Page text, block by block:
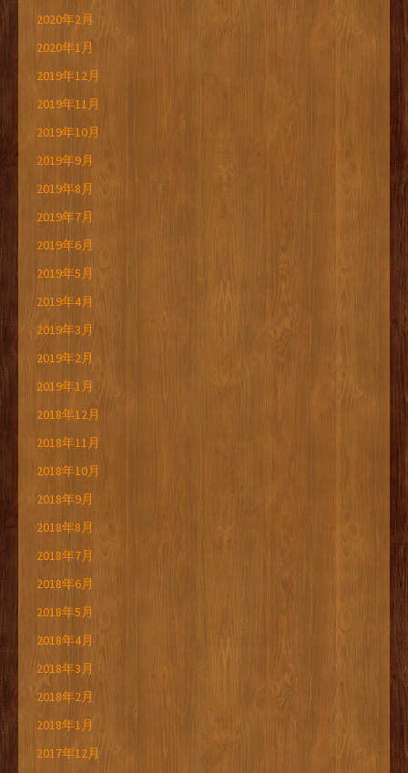
2020年2月
2020年1月
2019年12月
2019年11月
2019年10月
2019年9月
2019年8月
2019年7月
2019年6月
2019年5月
2019年4月
2019年3月
2019年2月
2019年1月
2018年12月
2018年11月
2018年10月
2018年9月
2018年8月
2018年7月
2018年6月
2018年5月
2018年4月
2018年3月
2018年2月
2018年1月
2017年12月